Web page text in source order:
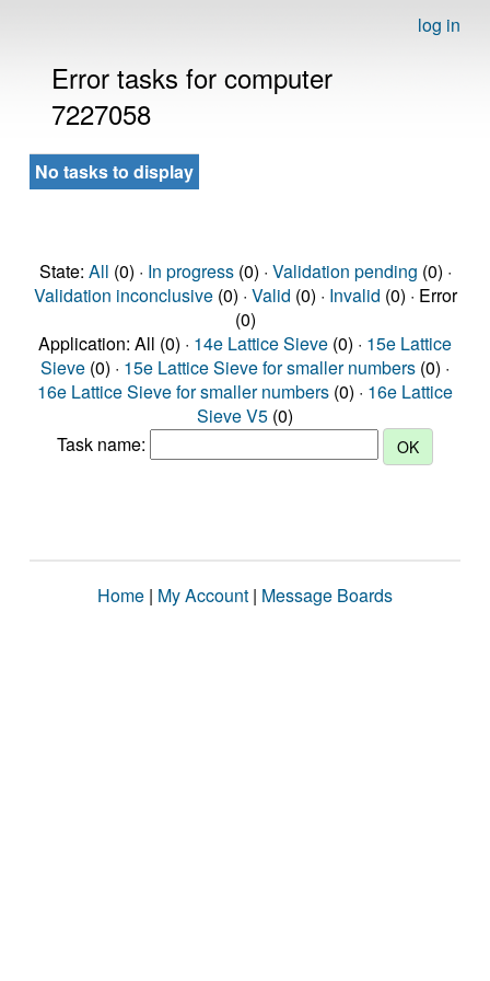
log in
Error tasks for computer
7227058
No tasks to display
State: All (0) · In progress(0) · Validation pending (0) ·
Validation inconclusive(0) · Valid (0) · Invalid (0) · Error
(0)
Application: All (0) · 14e Lattice Sieve (0) · 15e Lattice
Sieve (0) · 15e Lattice Sieve for smaller numbers (0) ·
16e Lattice Sieve for smaller numbers (0) · 16e Lattice
Sieve V5 (0)
Task name:
Home | My Account | Message Boards